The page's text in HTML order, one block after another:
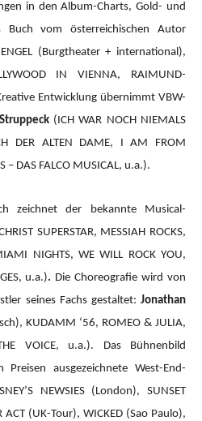
in den Album-Charts, Gold- und
Buch vom österreichischen Autor
(Burgtheater + international),
IN VIENNA, RAIMUND-
Entwicklung übernimmt VBW-
(ICH WAR NOCH NIEMALS
DER ALTEN DAME, I AM FROM
– DAS FALCO MUSICAL, u.a.).
zeichnet der bekannte Musical-
SUPERSTAR, MESSIAH ROCKS,
NIGHTS, WE WILL ROCK YOU,
u.a.). Die Choreografie wird von
seines Fachs gestaltet: Jonathan
KUDAMM ‘56, ROMEO & JULIA,
THE VOICE, u.a.). Das Bühnenbild
ausgezeichnete West-End-
NEWSIES (London), SUNSET
ACT (UK-Tour), WICKED (Sao Paulo),